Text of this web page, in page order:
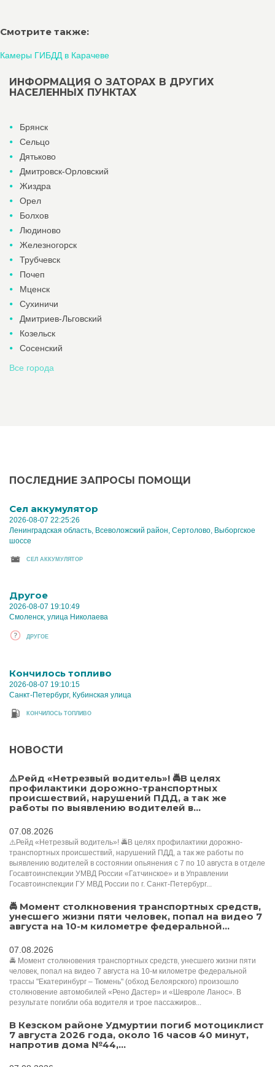
Смотрите также:
Камеры ГИБДД в Карачеве
ИНФОРМАЦИЯ О ЗАТОРАХ В ДРУГИХ
НАСЕЛЕННЫХ ПУНКТАХ
Брянск
Сельцо
Дятьково
Дмитровск-Орловский
Жиздра
Орел
Болхов
Людиново
Железногорск
Трубчевск
Почеп
Мценск
Сухиничи
Дмитриев-Льговский
Козельск
Сосенский
Все города
ПОСЛЕДНИЕ ЗАПРОСЫ ПОМОЩИ
Cел аккумулятор
2026-08-07 22:25:26
Ленинградская область, Всеволожский район, Сертолово, Выборгское
шоссе
CЕЛ АККУМУЛЯТОР
Другое
2026-08-07 19:10:49
Смоленск, улица Николаева
ДРУГОЕ
Кончилось топливо
2026-08-07 19:10:15
Санкт-Петербург, Кубинская улица
КОНЧИЛОСЬ ТОПЛИВО
НОВОСТИ
⚠️Рейд «Нетрезвый водитель»! 🚔В целях
профилактики дорожно-транспортных
происшествий, нарушений ПДД, а так же
работы по выявлению водителей в...
07.08.2026
⚠️Рейд «Нетрезвый водитель»! 🚔В целях профилактики дорожно-
транспортных происшествий, нарушений ПДД, а так же работы по
выявлению водителей в состоянии опьянения с 7 по 10 августа в отделе
Госавтоинспекции УМВД России «Гатчинское» и в Управлении
Госавтоинспекции ГУ МВД России по г. Санкт-Петербург...
🚔 Момент столкновения транспортных средств,
унесшего жизни пяти человек, попал на видео 7
августа на 10-м километре федеральной...
07.08.2026
🚔 Момент столкновения транспортных средств, унесшего жизни пяти
человек, попал на видео 7 августа на 10-м километре федеральной
трассы "Екатеринбург – Тюмень" (обход Белоярского) произошло
столкновение автомобилей «Рено Дастер» и «Шевроле Ланос». В
результате погибли оба водителя и трое пассажиров...
В Кезском районе Удмуртии погиб мотоциклист
7 августа 2026 года, около 16 часов 40 минут,
напротив дома №44,...